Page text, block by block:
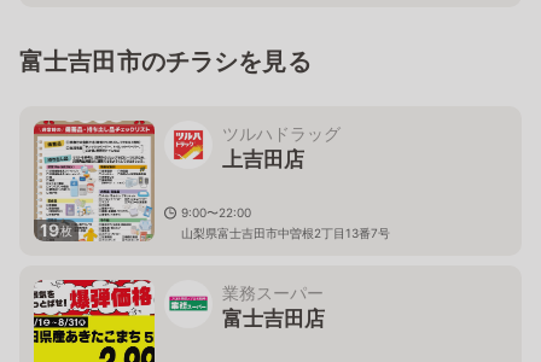
富士吉田市のチラシを見る
19枚
ツルハドラッグ
上吉田店
9:00〜22:00
山梨県富士吉田市中曽根2丁目13番7号
業務スーパー
富士吉田店